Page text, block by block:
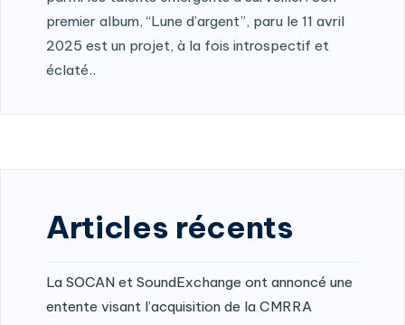
premier album, “Lune d’argent”, paru le 11 avril
2025 est un projet, à la fois introspectif et
éclaté..
Articles récents
La SOCAN et SoundExchange ont annoncé une
entente visant l’acquisition de la CMRRA